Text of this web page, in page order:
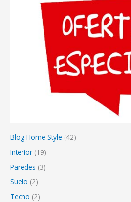
Blog Home Style (42)
Interior (19)
Paredes (3)
Suelo (2)
Techo (2)